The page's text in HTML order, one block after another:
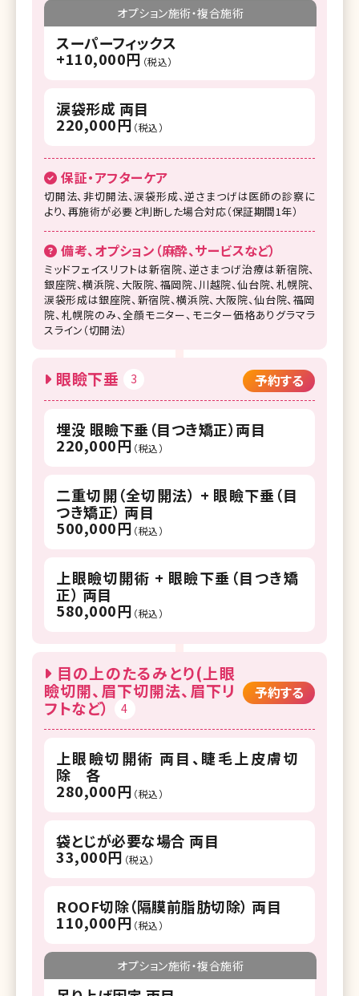
オプション施術・複合施術
スーパーフィックス
+110,000円 （税込）
涙袋形成 両目
220,000円 （税込）
保証・アフターケア
切開法、非切開法、涙袋形成、逆さまつげは医師の診察に
より、再施術が必要と判断した場合対応（保証期間1年）
備考、オプション（麻酔、サービスなど）
ミッドフェイスリフトは新宿院、逆さまつげ治療は新宿院、
銀座院、横浜院、大阪院、福岡院、川越院、仙台院、札幌院、
涙袋形成は銀座院、新宿院、横浜院、大阪院、仙台院、福岡
院、札幌院のみ、全顔モニター、モニター価格ありグラマラ
スライン（切開法）
眼瞼下垂 3 予約する
埋没 眼瞼下垂（目つき矯正）両目
220,000円 （税込）
二重切開（全切開法） + 眼瞼下垂（目
つき矯正） 両目
500,000円 （税込）
上眼瞼切開術 + 眼瞼下垂（目つき矯
正） 両目
580,000円 （税込）
目の上のたるみとり(上眼
瞼切開、眉下切開法、眉下リ
フトなど）
4
予約する
上眼瞼切開術 両目、睫毛上皮膚切
除 各
280,000円 （税込）
袋とじが必要な場合 両目
33,000円 （税込）
ROOF切除（隔膜前脂肪切除） 両目
110,000円 （税込）
オプション施術・複合施術